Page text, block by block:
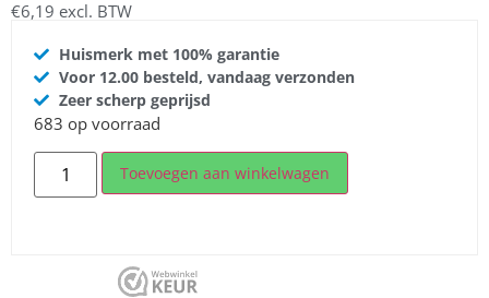
€6,19 excl. BTW
Huismerk met 100% garantie
Voor 12.00 besteld, vandaag verzonden
Zeer scherp geprijsd
683 op voorraad
Toevoegen aan winkelwagen